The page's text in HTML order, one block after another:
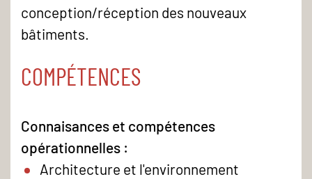
conception/réception des nouveaux
bâtiments.
COMPÉTENCES
Connaisances et compétences
opérationnelles :
Architecture et l'environnement